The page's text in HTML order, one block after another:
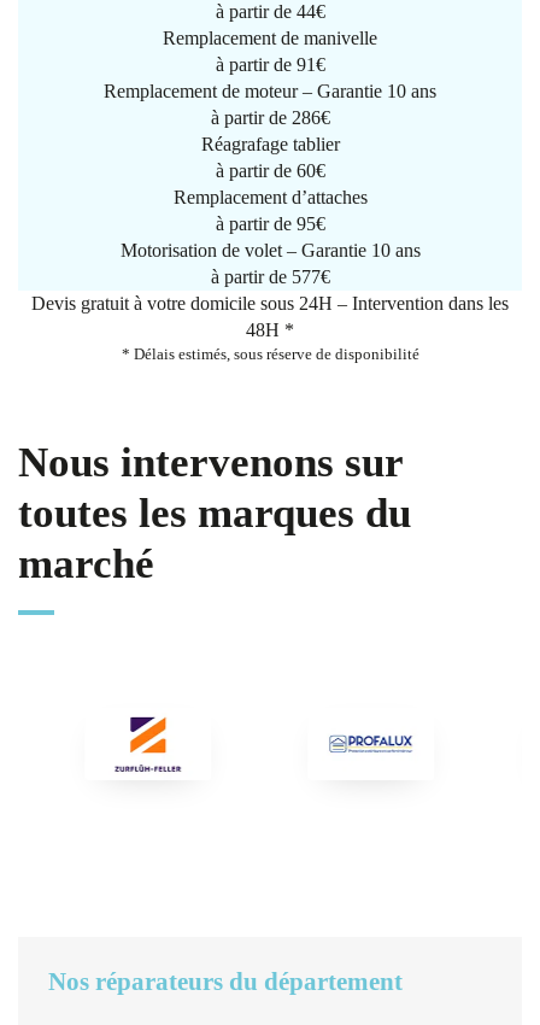
à partir de 44€
Remplacement de manivelle
à partir de 91€
Remplacement de moteur – Garantie 10 ans
à partir de 286€
Réagrafage tablier
à partir de 60€
Remplacement d’attaches
à partir de 95€
Motorisation de volet – Garantie 10 ans
à partir de 577€
Devis gratuit à votre domicile sous 24H – Intervention dans les
48H *
* Délais estimés, sous réserve de disponibilité
Nous intervenons sur
toutes les marques du
marché
Nos réparateurs du département